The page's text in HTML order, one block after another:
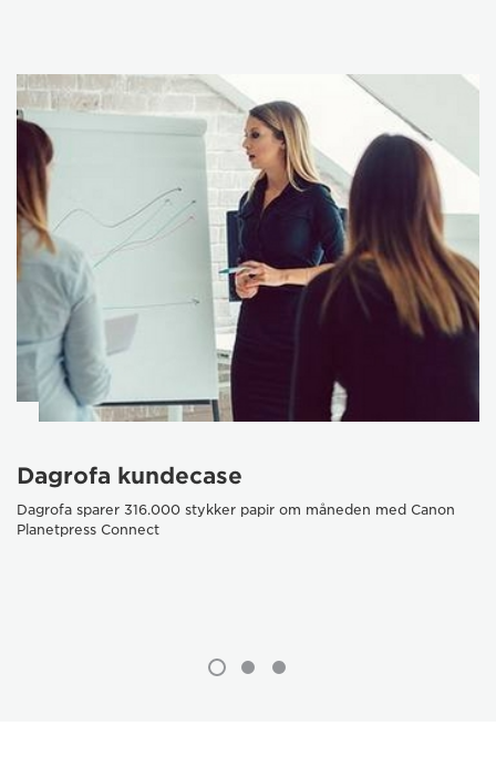
Dagrofa kundecase
Dagrofa sparer 316.000 stykker papir om måneden med Canon
Planetpress Connect